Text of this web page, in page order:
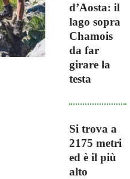
d’Aosta: il
lago sopra
Chamois
da far
girare la
testa
Si trova a
2175 metri
ed è il più
alto